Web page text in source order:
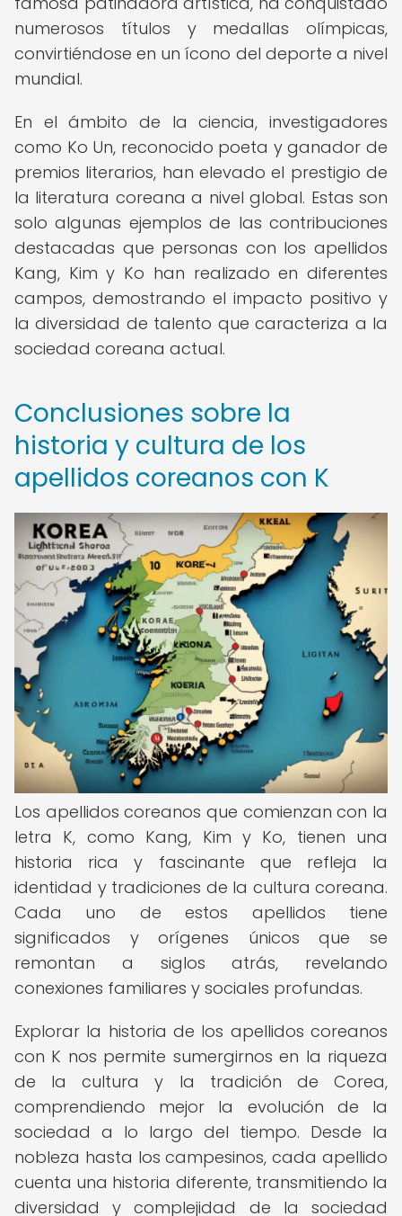
numerosos títulos y medallas olímpicas,
convirtiéndose en un ícono del deporte a nivel
mundial.
En el ámbito de la ciencia, investigadores
como Ko Un, reconocido poeta y ganador de
premios literarios, han elevado el prestigio de
la literatura coreana a nivel global. Estas son
solo algunas ejemplos de las contribuciones
destacadas que personas con los apellidos
Kang, Kim y Ko han realizado en diferentes
campos, demostrando el impacto positivo y
la diversidad de talento que caracteriza a la
sociedad coreana actual.
Conclusiones sobre la
historia y cultura de los
apellidos coreanos con K
Los apellidos coreanos que comienzan con la
letra K, como Kang, Kim y Ko, tienen una
historia rica y fascinante que refleja la
identidad y tradiciones de la cultura coreana.
Cada uno de estos apellidos tiene
significados y orígenes únicos que se
remontan a siglos atrás, revelando
conexiones familiares y sociales profundas.
Explorar la historia de los apellidos coreanos
con K nos permite sumergirnos en la riqueza
de la cultura y la tradición de Corea,
comprendiendo mejor la evolución de la
sociedad a lo largo del tiempo. Desde la
nobleza hasta los campesinos, cada apellido
cuenta una historia diferente, transmitiendo la
diversidad y complejidad de la sociedad